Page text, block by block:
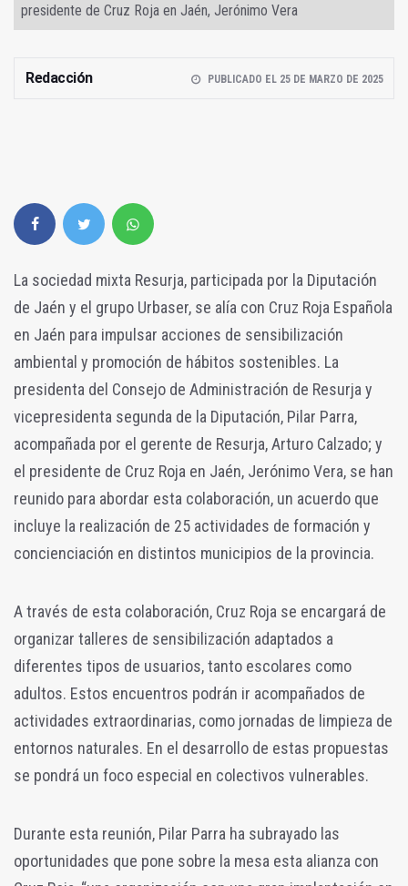
presidente de Cruz Roja en Jaén, Jerónimo Vera
Redacción PUBLICADO EL 25 DE MARZO DE 2025
La sociedad mixta Resurja, participada por la Diputación
de Jaén y el grupo Urbaser, se alía con Cruz Roja Española
en Jaén para impulsar acciones de sensibilización
ambiental y promoción de hábitos sostenibles. La
presidenta del Consejo de Administración de Resurja y
vicepresidenta segunda de la Diputación, Pilar Parra,
acompañada por el gerente de Resurja, Arturo Calzado; y
el presidente de Cruz Roja en Jaén, Jerónimo Vera, se han
reunido para abordar esta colaboración, un acuerdo que
incluye la realización de 25 actividades de formación y
concienciación en distintos municipios de la provincia.
A través de esta colaboración, Cruz Roja se encargará de
organizar talleres de sensibilización adaptados a
diferentes tipos de usuarios, tanto escolares como
adultos. Estos encuentros podrán ir acompañados de
actividades extraordinarias, como jornadas de limpieza de
entornos naturales. En el desarrollo de estas propuestas
se pondrá un foco especial en colectivos vulnerables.
Durante esta reunión, Pilar Parra ha subrayado las
oportunidades que pone sobre la mesa esta alianza con